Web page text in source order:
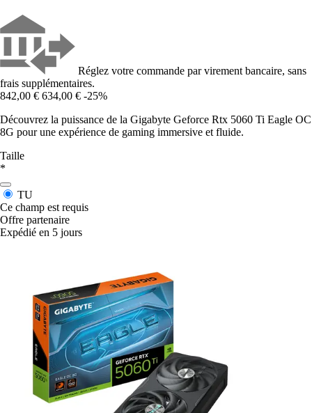
Réglez votre commande par virement bancaire, sans
frais supplémentaires.
842,00 € 634,00 € -25%
Découvrez la puissance de la Gigabyte Geforce Rtx 5060 Ti Eagle OC
8G pour une expérience de gaming immersive et fluide.
Taille
*
TU
Ce champ est requis
Offre partenaire
Expédié en 5 jours